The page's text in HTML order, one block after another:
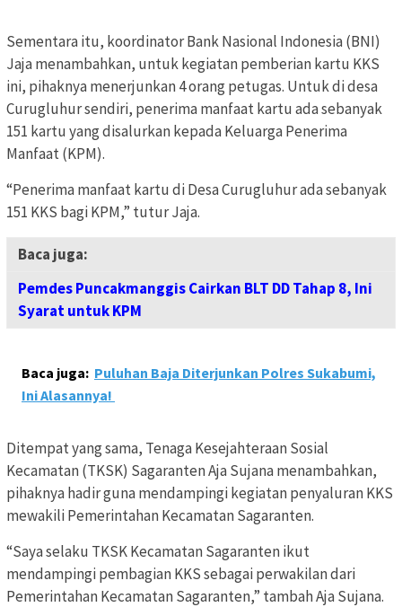
Sementara itu, koordinator Bank Nasional Indonesia (BNI)
Jaja menambahkan, untuk kegiatan pemberian kartu KKS
ini, pihaknya menerjunkan 4 orang petugas. Untuk di desa
Curugluhur sendiri, penerima manfaat kartu ada sebanyak
151 kartu yang disalurkan kepada Keluarga Penerima
Manfaat (KPM).
“Penerima manfaat kartu di Desa Curugluhur ada sebanyak
151 KKS bagi KPM,” tutur Jaja.
Baca juga:
Pemdes Puncakmanggis Cairkan BLT DD Tahap 8, Ini
Syarat untuk KPM
Baca juga: Puluhan Baja Diterjunkan Polres Sukabumi,
Ini Alasannya!
Ditempat yang sama, Tenaga Kesejahteraan Sosial
Kecamatan (TKSK) Sagaranten Aja Sujana menambahkan,
pihaknya hadir guna mendampingi kegiatan penyaluran KKS
mewakili Pemerintahan Kecamatan Sagaranten.
“Saya selaku TKSK Kecamatan Sagaranten ikut
mendampingi pembagian KKS sebagai perwakilan dari
Pemerintahan Kecamatan Sagaranten,” tambah Aja Sujana.